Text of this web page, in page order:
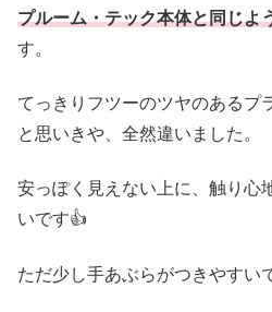
プルーム・テック本体と同じよ
す。
てっきりフツーのツヤのあるプ
と思いきや、全然違いました。
安っぽく見えない上に、触り心
いです👍
ただ少し手あぶらがつきやすい